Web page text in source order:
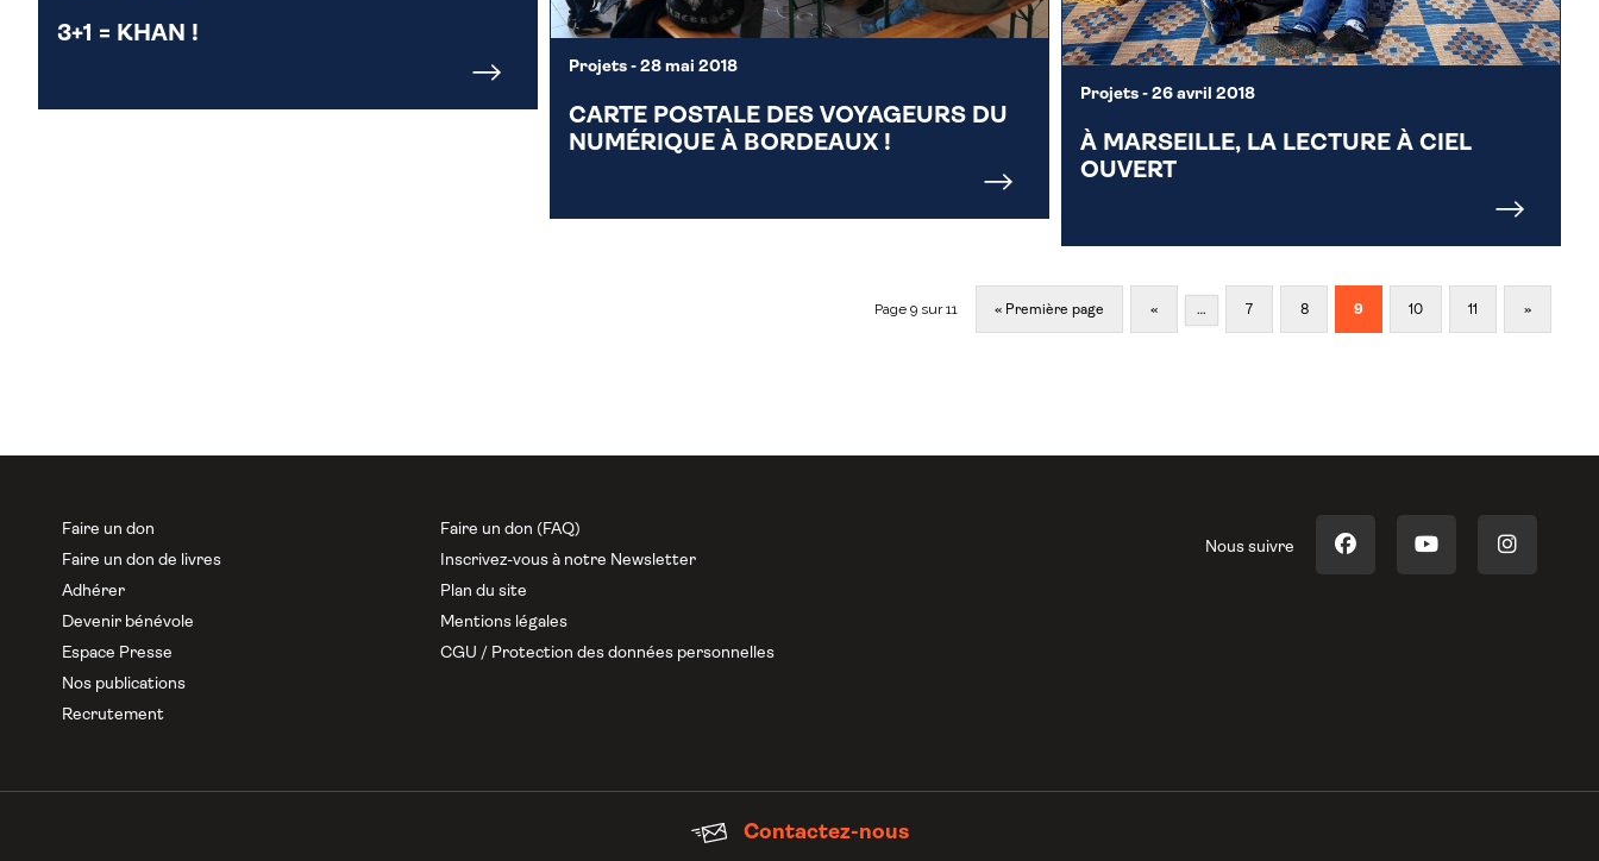
3+1 = KHAN !
Projets - 28 mai 2018
CARTE POSTALE DES VOYAGEURS DU
NUMÉRIQUE À BORDEAUX !
Projets - 26 avril 2018
À MARSEILLE, LA LECTURE À CIEL
OUVERT
Page 9 sur 11 « Première page « … 7 8 9 10 11 »
Faire un don
Faire un don de livres
Adhérer
Devenir bénévole
Espace Presse
Nos publications
Recrutement
Faire un don (FAQ)
Inscrivez-vous à notre Newsletter
Plan du site
Mentions légales
CGU / Protection des données personnelles
Nous suivre
Contactez-nous